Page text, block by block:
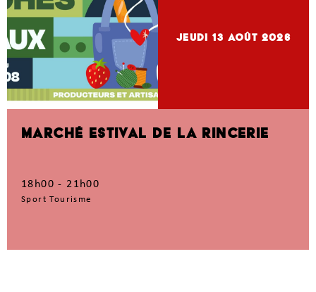
jeudi 13 Août 2026
MARCHÉ ESTIVAL DE LA RINCERIE
18h00 - 21h00
Sport Tourisme